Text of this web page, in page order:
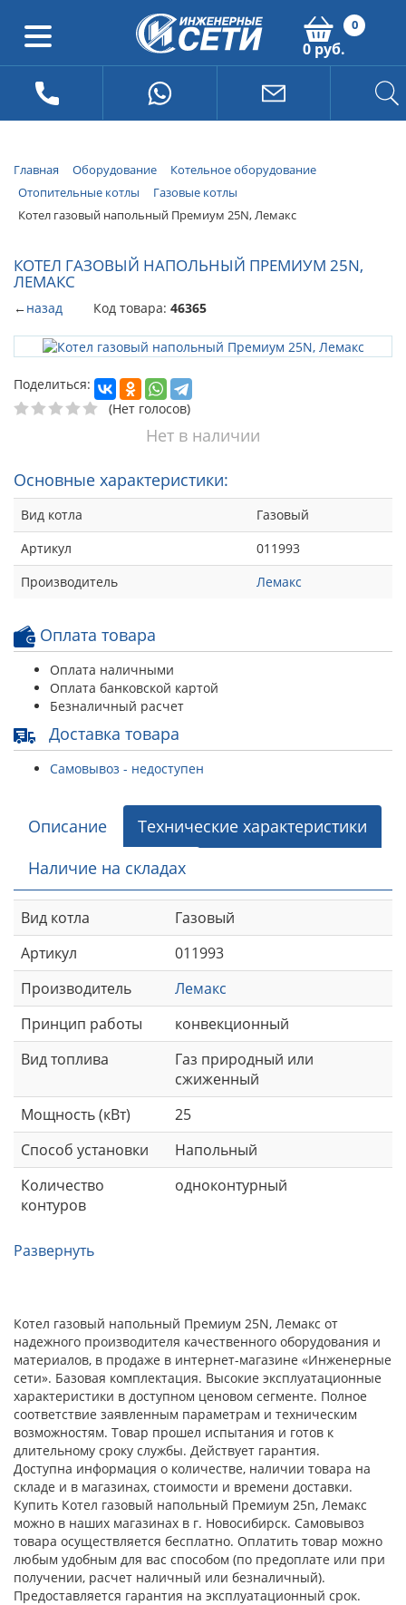
0
0 руб.
Главная Оборудование
Котельное оборудование
Отопительные котлы
Газовые котлы
Котел газовый напольный Премиум 25N, Лемакс
КОТЕЛ ГАЗОВЫЙ НАПОЛЬНЫЙ ПРЕМИУМ 25N,
ЛЕМАКС
←назад Код товара: 46365
Поделиться:
(Нет голосов)
Нет в наличии
Основные характеристики:
Вид котла
Газовый
Артикул
011993
Производитель
Лемакс
Оплата товара
Оплата наличными
Оплата банковской картой
Безналичный расчет
Доставка товара
Самовывоз - недоступен
Описание
Технические характеристики
Наличие на складах
Вид котла
Газовый
Артикул
011993
Производитель
Лемакс
Принцип работы
конвекционный
Вид топлива
Газ природный или
сжиженный
Мощность (кВт)
25
Способ установки
Напольный
Количество
контуров
одноконтурный
Развернуть
Котел газовый напольный Премиум 25N, Лемакс от
надежного производителя качественного оборудования и
материалов, в продаже в интернет-магазине «Инженерные
сети». Базовая комплектация. Высокие эксплуатационные
характеристики в доступном ценовом сегменте. Полное
соответствие заявленным параметрам и техническим
возможностям. Товар прошел испытания и готов к
длительному сроку службы. Действует гарантия.
Доступна информация о количестве, наличии товара на
складе и в магазинах, стоимости и времени доставки.
Купить Котел газовый напольный Премиум 25n, Лемакс
можно в наших магазинах в г. Новосибирск. Самовывоз
товара осуществляется бесплатно. Оплатить товар можно
любым удобным для вас способом (по предоплате или при
получении, расчет наличный или безналичный).
Предоставляется гарантия на эксплуатационный срок.